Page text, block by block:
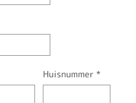
Huisnummer *